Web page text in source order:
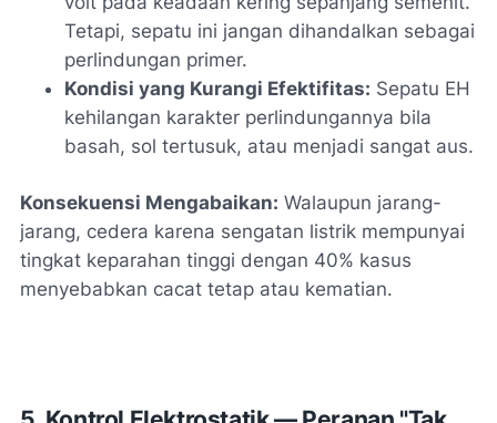
Tetapi, sepatu ini jangan dihandalkan sebagai
perlindungan primer.
Kondisi yang Kurangi Efektifitas: Sepatu EH
kehilangan karakter perlindungannya bila
basah, sol tertusuk, atau menjadi sangat aus.
Konsekuensi Mengabaikan: Walaupun jarang-
jarang, cedera karena sengatan listrik mempunyai
tingkat keparahan tinggi dengan 40% kasus
menyebabkan cacat tetap atau kematian.